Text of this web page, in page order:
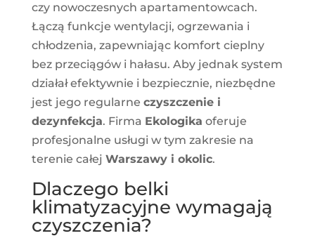
czy nowoczesnych apartamentowcach.
Łączą funkcje wentylacji, ogrzewania i
chłodzenia, zapewniając komfort cieplny
bez przeciągów i hałasu. Aby jednak system
działał efektywnie i bezpiecznie, niezbędne
jest jego regularne czyszczenie i
dezynfekcja. Firma Ekologika oferuje
profesjonalne usługi w tym zakresie na
terenie całej Warszawy i okolic.
Dlaczego belki
klimatyzacyjne wymagają
czyszczenia?